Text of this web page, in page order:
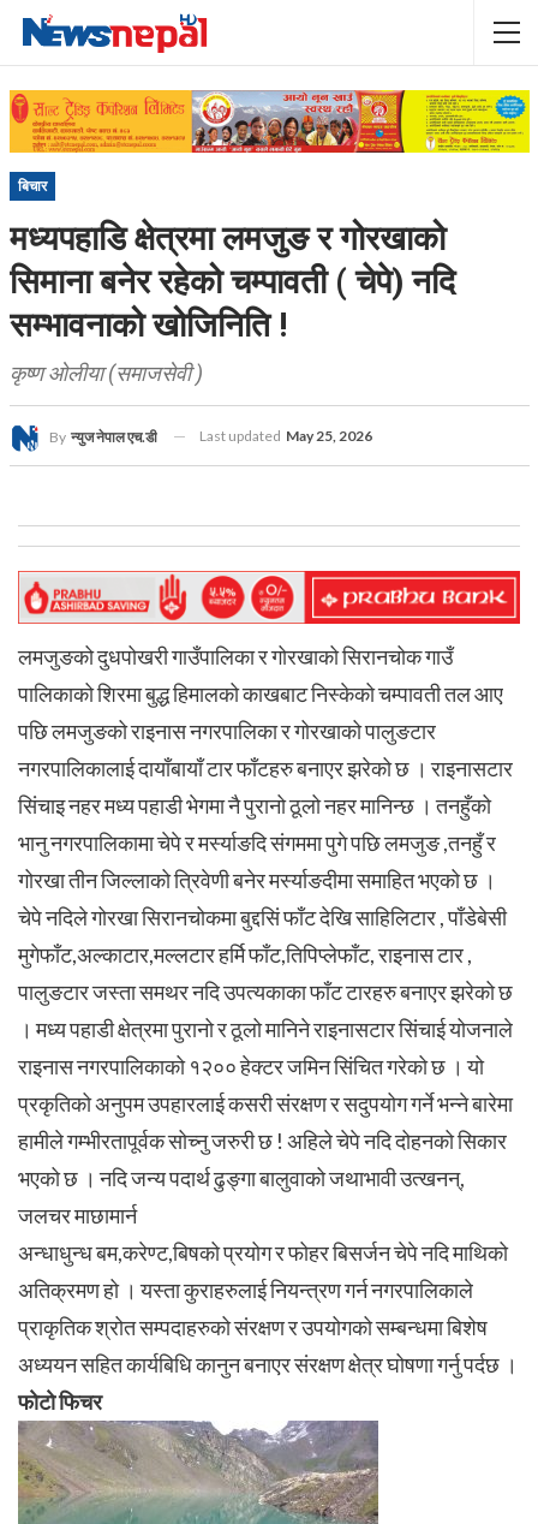
बिचार
मध्यपहाडि क्षेत्रमा लमजुङ र गोरखाको
सिमाना बनेर रहेको चम्पावती ( चेपे) नदि
सम्भावनाको खोजिनिति !
कृष्ण ओलीया (समाजसेवी )
By न्युज नेपाल एच.डी Last updated May 25, 2026
लमजुङको दुधपोखरी गाउँपालिका र गोरखाको सिरानचोक गाउँ
पालिकाको शिरमा बुद्ध हिमालको काखबाट निस्केको चम्पावती तल आए
पछि लमजुङको राइनास नगरपालिका र गोरखाको पालुङटार
नगरपालिकालाई दायाँबायाँ टार फाँटहरु बनाएर झरेको छ । राइनासटार
सिंचाइ नहर मध्य पहाडी भेगमा नै पुरानो ठूलो नहर मानिन्छ । तनहुँको
भानु नगरपालिकामा चेपे र मर्स्याङदि संगममा पुगे पछि लमजुङ ,तनहुँ र
गोरखा तीन जिल्लाको त्रिवेणी बनेर मर्स्याङदीमा समाहित भएको छ ।
चेपे नदिले गोरखा सिरानचोकमा बुद्दसिं फाँट देखि साहिलिटार , पाँडेबेसी
मुगेफाँट,अल्काटार,मल्लटार हर्मि फाँट,तिपिप्लेफाँट, राइनास टार ,
पालुङटार जस्ता समथर नदि उपत्यकाका फाँट टारहरु बनाएर झरेको छ
। मध्य पहाडी क्षेत्रमा पुरानो र ठूलो मानिने राइनासटार सिंचाई योजनाले
राइनास नगरपालिकाको १२०० हेक्टर जमिन सिंचित गरेको छ । यो
प्रकृतिको अनुपम उपहारलाई कसरी संरक्षण र सदुपयोग गर्ने भन्ने बारेमा
हामीले गम्भीरतापूर्वक सोच्नु जरुरी छ ! अहिले चेपे नदि दोहनको सिकार
भएको छ । नदि जन्य पदार्थ ढुङ्गा बालुवाको जथाभावी उत्खनन्,
जलचर माछामार्न
अन्धाधुन्ध बम,करेण्ट,बिषको प्रयोग र फोहर बिसर्जन चेपे नदि माथिको
अतिक्रमण हो । यस्ता कुराहरुलाई नियन्त्रण गर्न नगरपालिकाले
प्राकृतिक श्रोत सम्पदाहरुको संरक्षण र उपयोगको सम्बन्धमा बिशेष
अध्ययन सहित कार्यबिधि कानुन बनाएर संरक्षण क्षेत्र घोषणा गर्नु पर्दछ ।
फाेटाे फिचर